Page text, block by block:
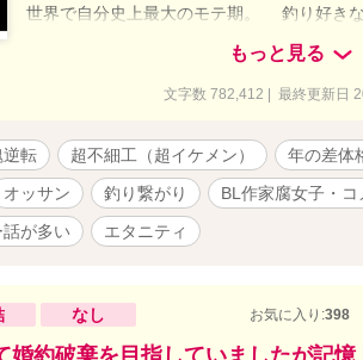
世界で自分史上最大のモテ期。 釣り好き
令嬢と、３２歳の不憫系な騎士団隊長との
予定のなかったＲ18部分と新婚生活含めた
話でいったん完結してるので、34話でググ
い方は１話から読まれた方がキャラが分かり
しければm(_ _)m ムーンライトとエブリス
もっと見る
文字数 782,412 | 最終更新日
逆転 超不細工（超イケメン）
年の差体
オッサン 釣り繋がり
BL作家腐女子・コ
が多い
エタニティ
なし お気に入り:398